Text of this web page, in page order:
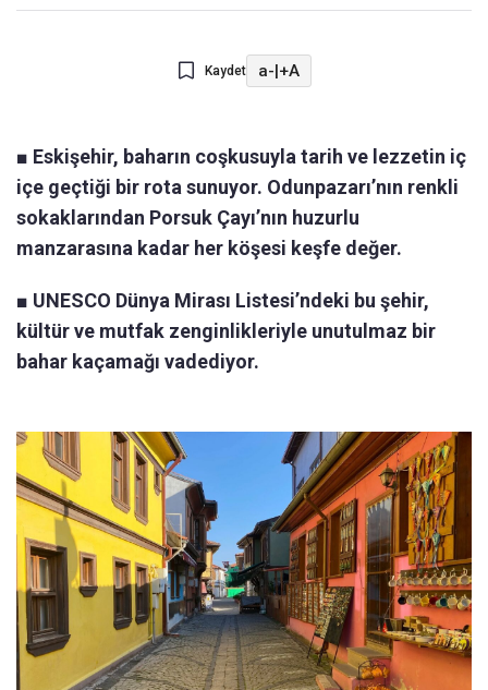
Kaydet a-|+A
■ Eskişehir, baharın coşkusuyla tarih ve lezzetin iç
içe geçtiği bir rota sunuyor. Odunpazarı’nın renkli
sokaklarından Porsuk Çayı’nın huzurlu
manzarasına kadar her köşesi keşfe değer.
■ UNESCO Dünya Mirası Listesi’ndeki bu şehir,
kültür ve mutfak zenginlikleriyle unutulmaz bir
bahar kaçamağı vadediyor.